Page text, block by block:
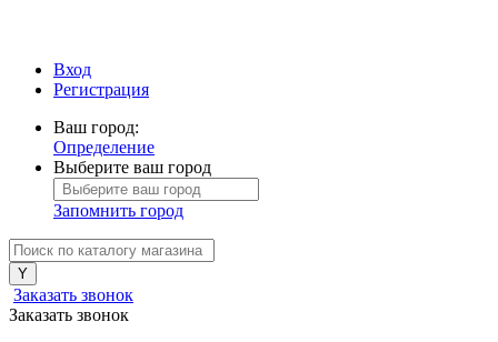
Вход
Регистрация
Ваш город:
Определение
Выберите ваш город
Запомнить город
Заказать звонок
Заказать звонок